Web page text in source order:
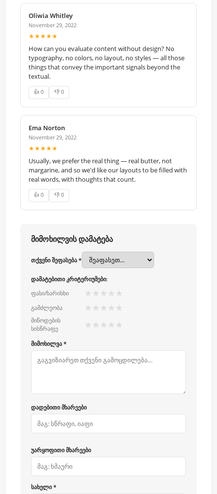
Oliwia Whitley
November 29, 2022
★★★★★
How can you evaluate content without design? No
typography, no colors, no layout, no styles — all those
things that convey the important signals beyond the
textual.
👍 0 👎 0
Ema Norton
November 29, 2022
★★★★★
Usually, we prefer the real thing — real butter, not
margarine, and so we'd like our layouts to be filled with
real words, with thoughts that count.
👍 0 👎 0
მიმოხილვის დამატება
თქვენი შეფასება *
დამატებითი კრიტერიუმები:
ფასი/ხარისხი
★ ★ ★ ★ ★
გამძლეობა ★ ★ ★ ★ ★
მიწოდების
სისწრაფე
★ ★ ★ ★ ★
მიმოხილვა *
დადებითი მხარეები
უარყოფითი მხარეები
სახელი *